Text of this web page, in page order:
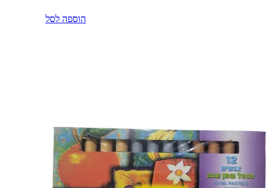
הוספה לסל